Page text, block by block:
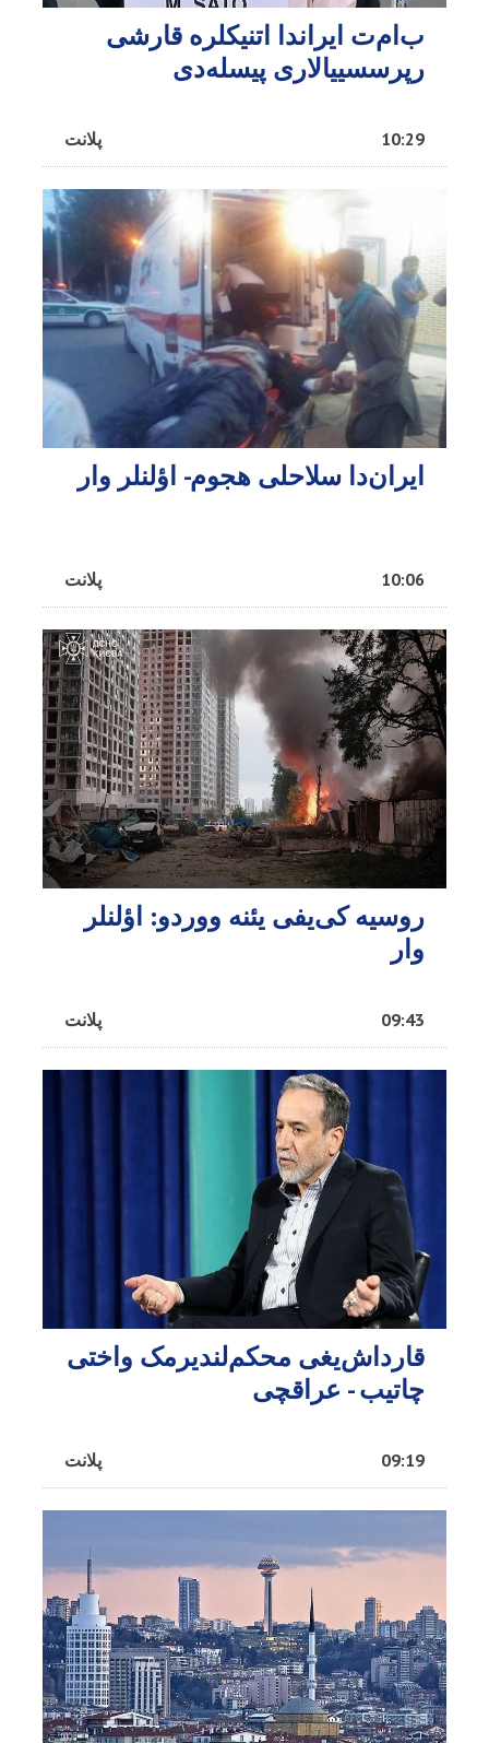
ب‌ام‌ت ایراندا اتنیکلره قارشی
رپرسسییالاری پیسله‌دی
پلانت 10:29
ایران‌دا سلاحلی هجوم- اؤلنلر وار
پلانت 10:06
روسیه کی‌یفی یئنه ووردو: اؤلنلر
وار
پلانت 09:43
قارداش‌یغی محکم‌لندیرمک واختی
چاتیب - عراقچی
پلانت 09:19